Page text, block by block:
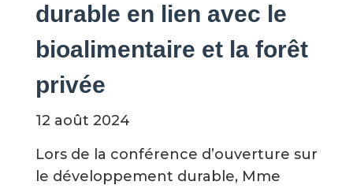
durable en lien avec le
bioalimentaire et la forêt
privée
12 août 2024
Lors de la conférence d’ouverture sur
le développement durable, Mme